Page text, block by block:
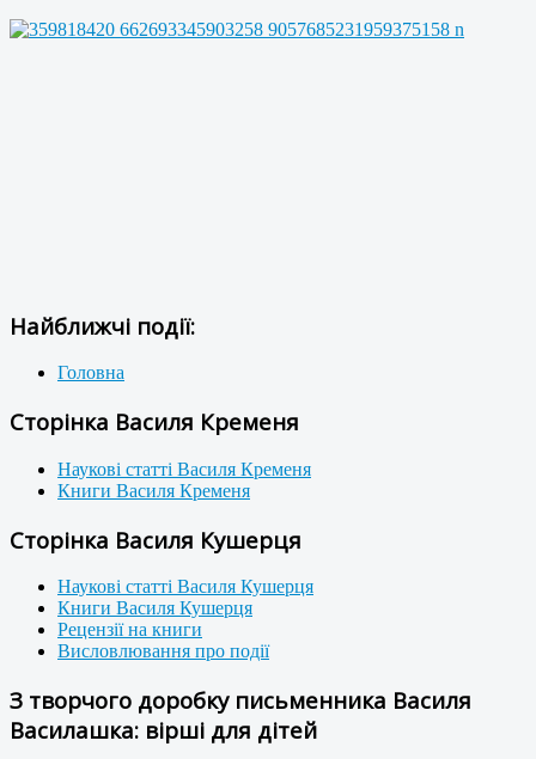
Найближчі події:
Головна
Сторінка Василя Кременя
Наукові статті Василя Кременя
Книги Василя Кременя
Сторінка Василя Кушерця
Наукові статті Василя Кушерця
Книги Василя Кушерця
Рецензії на книги
Висловлювання про події
З творчого доробку письменника Василя
Василашка: вірші для дітей